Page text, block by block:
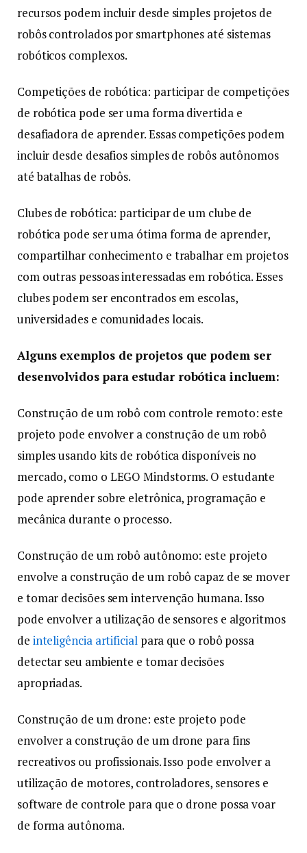
recursos podem incluir desde simples projetos de
robôs controlados por smartphones até sistemas
robóticos complexos.
Competições de robótica: participar de competições
de robótica pode ser uma forma divertida e
desafiadora de aprender. Essas competições podem
incluir desde desafios simples de robôs autônomos
até batalhas de robôs.
Clubes de robótica: participar de um clube de
robótica pode ser uma ótima forma de aprender,
compartilhar conhecimento e trabalhar em projetos
com outras pessoas interessadas em robótica. Esses
clubes podem ser encontrados em escolas,
universidades e comunidades locais.
Alguns exemplos de projetos que podem ser
desenvolvidos para estudar robótica incluem:
Construção de um robô com controle remoto: este
projeto pode envolver a construção de um robô
simples usando kits de robótica disponíveis no
mercado, como o LEGO Mindstorms. O estudante
pode aprender sobre eletrônica, programação e
mecânica durante o processo.
Construção de um robô autônomo: este projeto
envolve a construção de um robô capaz de se mover
e tomar decisões sem intervenção humana. Isso
pode envolver a utilização de sensores e algoritmos
de inteligência artificialpara que o robô possa
detectar seu ambiente e tomar decisões
apropriadas.
Construção de um drone: este projeto pode
envolver a construção de um drone para fins
recreativos ou profissionais. Isso pode envolver a
utilização de motores, controladores, sensores e
software de controle para que o drone possa voar
de forma autônoma.